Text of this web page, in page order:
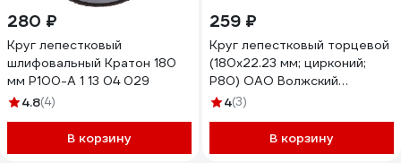
280 ₽
Круг лепестковый
шлифовальный Кратон 180
мм Р100-А 1 13 04 029
4.8(4)
В корзину
259 ₽
Круг лепестковый торцевой
(180х22.23 мм; цирконий;
P80) ОАО Волжский
абразивный завод Н0159389
4(3)
В корзину